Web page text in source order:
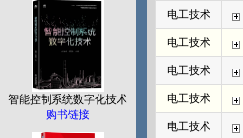
智能控制系统数字化技术
购书链接
电工技术
电工技术
电工技术
电工技术
电工技术